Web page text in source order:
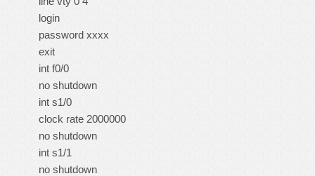
login
password xxxx
exit
int f0/0
no shutdown
int s1/0
clock rate 2000000
no shutdown
int s1/1
no shutdown